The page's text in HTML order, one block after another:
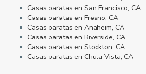
Casas baratas en San Francisco, CA
Casas baratas en Fresno, CA
Casas baratas en Anaheim, CA
Casas baratas en Riverside, CA
Casas baratas en Stockton, CA
Casas baratas en Chula Vista, CA